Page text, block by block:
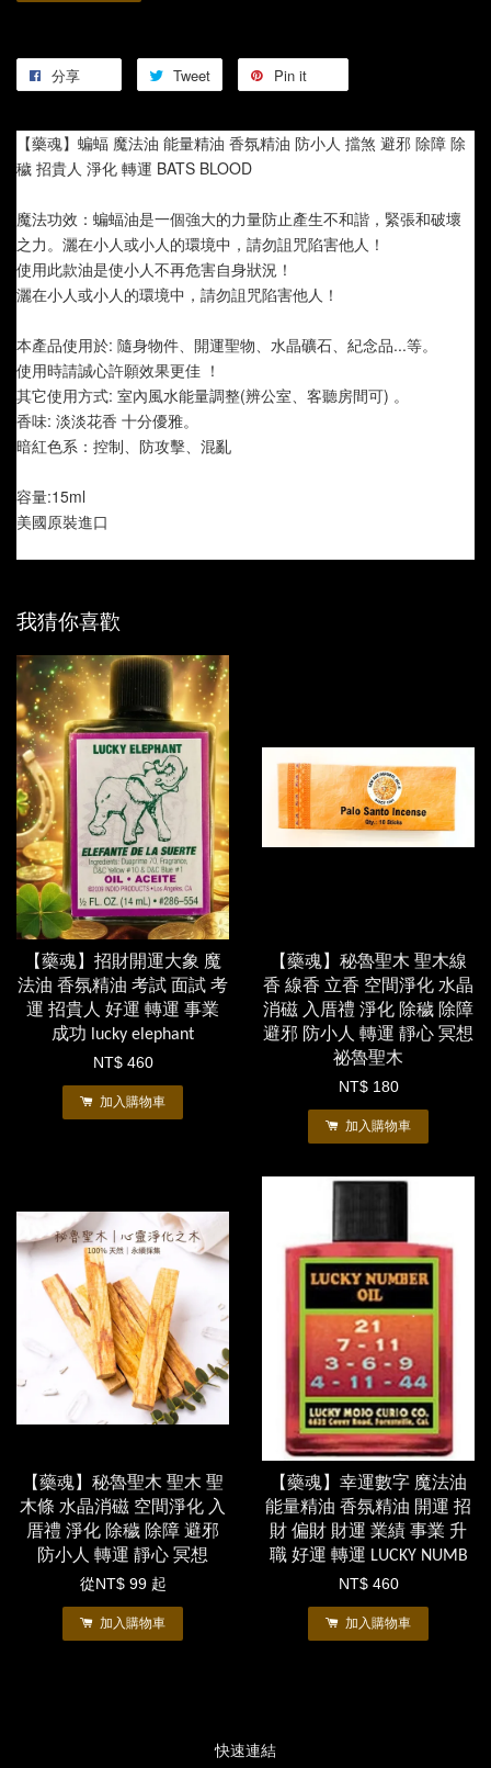
分享 Tweet Pin it
【藥魂】蝙蝠 魔法油 能量精油 香氛精油 防小人 擋煞 避邪 除障 除
穢 招貴人 淨化 轉運 BATS BLOOD
魔法功效：蝙蝠油是一個強大的力量防止產生不和諧，緊張和破壞
之力。灑在小人或小人的環境中，請勿詛咒陷害他人！
使用此款油是使小人不再危害自身狀況！
灑在小人或小人的環境中，請勿詛咒陷害他人！
本產品使用於: 隨身物件、開運聖物、水晶礦石、紀念品...等。
使用時請誠心許願效果更佳 ！
其它使用方式: 室內風水能量調整(辨公室、客聽房間可) 。
香味: 淡淡花香 十分優雅。
暗紅色系：控制、防攻擊、混亂
容量:15ml
美國原裝進口
我猜你喜歡
【藥魂】招財開運大象 魔
法油 香氛精油 考試 面試 考
運 招貴人 好運 轉運 事業
成功 lucky elephant
NT$ 460
加入購物車
【藥魂】秘魯聖木 聖木線
香 線香 立香 空間淨化 水晶
消磁 入厝禮 淨化 除穢 除障
避邪 防小人 轉運 靜心 冥想
祕魯聖木
NT$ 180
加入購物車
【藥魂】秘魯聖木 聖木 聖
木條 水晶消磁 空間淨化 入
厝禮 淨化 除穢 除障 避邪
防小人 轉運 靜心 冥想
從 NT$ 99 起
加入購物車
【藥魂】幸運數字 魔法油
能量精油 香氛精油 開運 招
財 偏財 財運 業績 事業 升
職 好運 轉運 LUCKY NUMB
NT$ 460
加入購物車
快速連結